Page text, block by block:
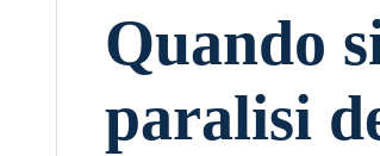
Quando
paralisi